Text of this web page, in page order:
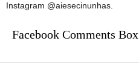
Instagram @aiesecinunhas.
Facebook Comments Box